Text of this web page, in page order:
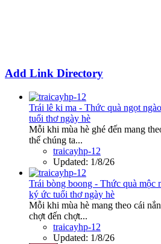
Add Link Directory
Trái lê ki ma - Thức quà ngọt
tuổi thơ ngày hè
Mỗi khi mùa hè ghé đến mang
thể chúng ta...
traicayhp-12
Updated: 1/8/26
Trái bòng boong - Thức quà mộc
ký ức tuổi thơ ngày hè
Mỗi khi mùa hè mang theo cái
chợt đến chợt...
traicayhp-12
Updated: 1/8/26